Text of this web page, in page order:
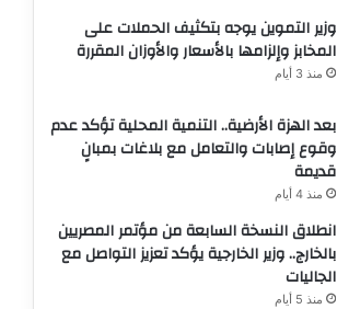
وزير التموين يوجه بتكثيف الحملات على
المخابز وإلزامها بالأسعار والأوزان المقررة
منذ 3 أيام
بعد الهزة الأرضية.. التنمية المحلية تؤكد عدم
وقوع إصابات والتعامل مع بلاغات بمبانٍ
قديمة
منذ 4 أيام
انطلاق النسخة السابعة من مؤتمر المصريين
بالخارج.. وزير الخارجية يؤكد تعزيز التواصل مع
الجاليات
منذ 5 أيام